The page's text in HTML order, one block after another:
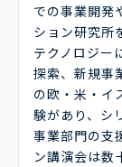
での事業開発
ション研究所
テクノロジー
探索、新規事
の欧・米・イ
験があり、シ
事業部門の支
ン講演会は数